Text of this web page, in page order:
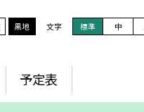
黒地 文字 標準 中
予定表